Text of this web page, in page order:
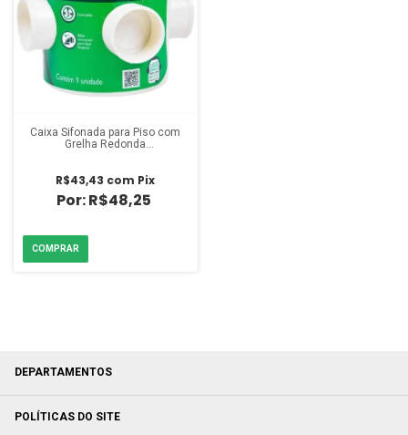
Caixa Sifonada para Piso com
Grelha Redonda
R$48,25
R$43,43 com Pix
DEPARTAMENTOS
POLÍTICAS DO SITE